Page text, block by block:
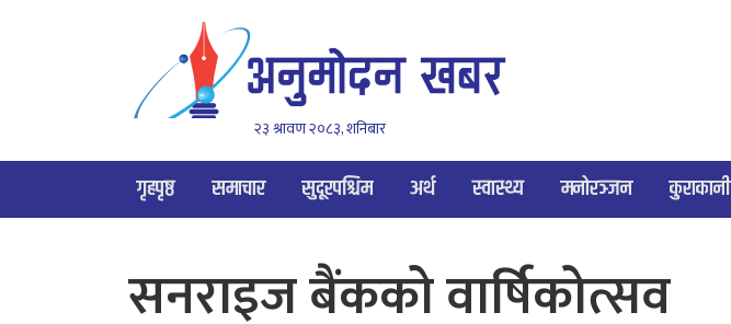
२३ श्रावण २०८३, शनिबार
गृहपृष्ठ समाचार सुदूरपश्चिम अर्थ स्वास्थ्य मनोरञ्जन कुराकानी
सनराइज बैंकको वार्षिकोत्सव